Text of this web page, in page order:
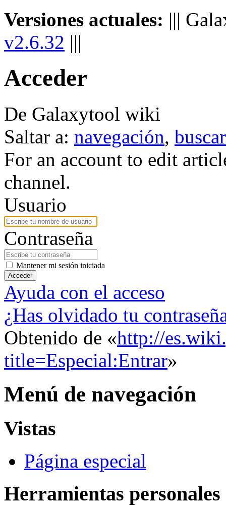
Versiones actuales: |||
v2.6.32 |||
Acceder
De Galaxytool wiki
Saltar a: navegación, buscar
For an account to edit
channel.
Usuario
Contraseña
Mantener mi sesión iniciada
Acceder
Ayuda con el acceso
¿Has olvidado tu
Obtenido de «http://
title=Especial:Entrar»
Menú de navegación
Vistas
Página especial
Herramientas personales